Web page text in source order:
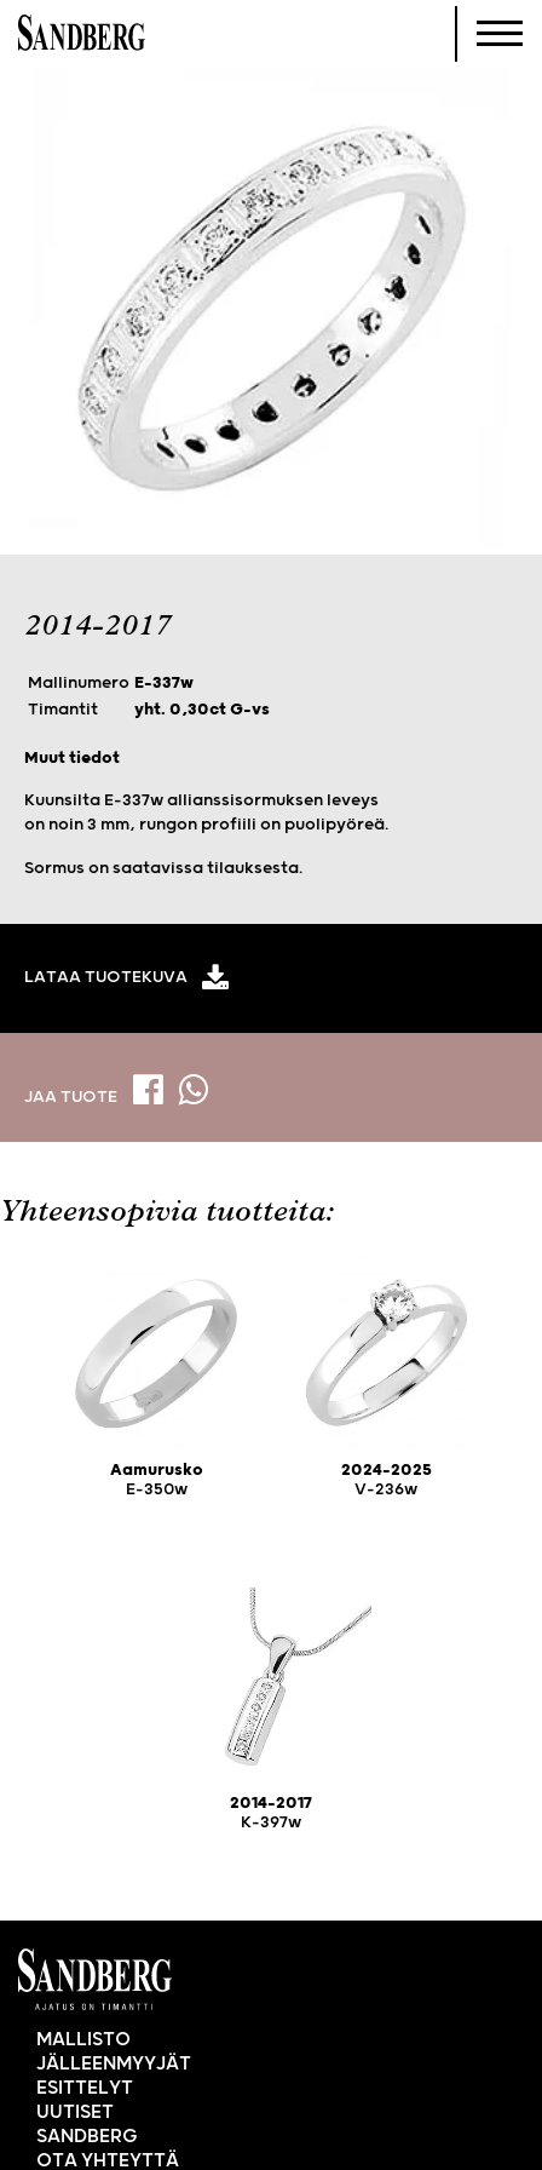
2014-2017
Mallinumero E-337w
Timantit
yht. 0,30ct G-vs
Muut tiedot
Kuunsilta E-337w allianssisormuksen leveys
on noin 3 mm, rungon profiili on puolipyöreä.
Sormus on saatavissa tilauksesta.
LATAA TUOTEKUVA
JAA TUOTE
Yhteensopivia tuotteita:
Aamurusko
E-350w
2024-2025
V-236w
2014-2017
K-397w
MALLISTO
JÄLLEENMYYJÄT
ESITTELYT
UUTISET
SANDBERG
OTA YHTEYTTÄ